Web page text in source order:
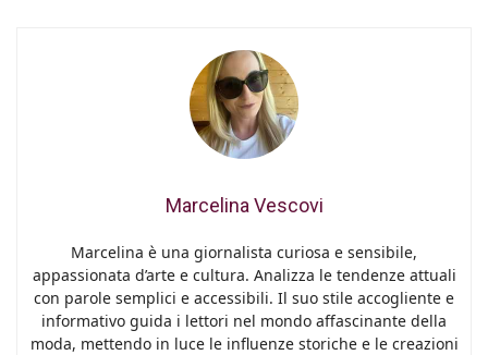
Marcelina Vescovi
Marcelina è una giornalista curiosa e sensibile,
appassionata d’arte e cultura. Analizza le tendenze attuali
con parole semplici e accessibili. Il suo stile accogliente e
informativo guida i lettori nel mondo affascinante della
moda, mettendo in luce le influenze storiche e le creazioni